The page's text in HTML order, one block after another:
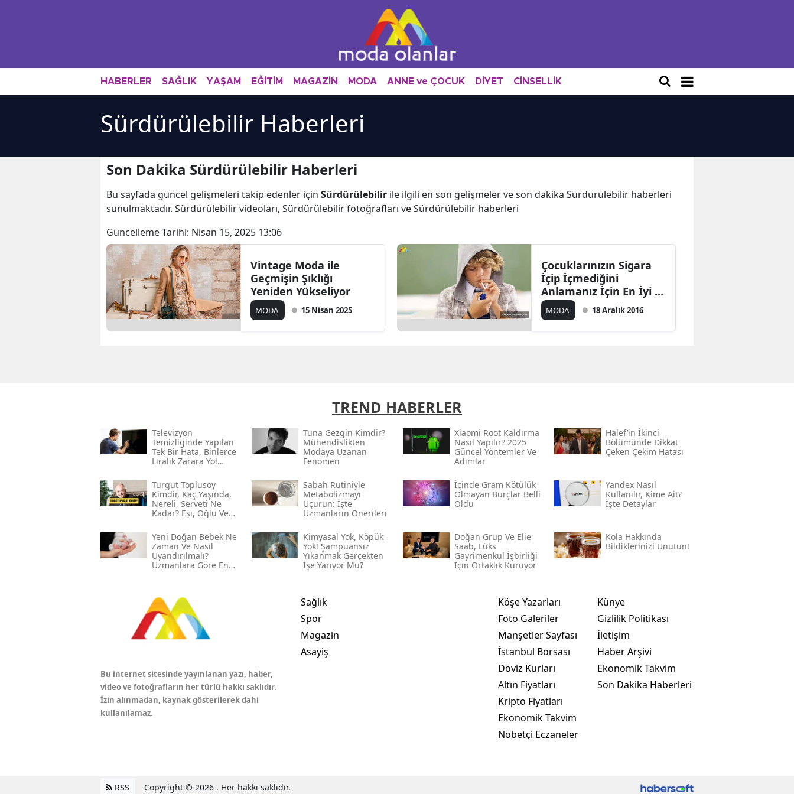
HABERLER SAĞLIK YAŞAM EĞİTİM MAGAZİN MODA ANNE ve ÇOCUK DİYET CİNSELLİK
Sürdürülebilir Haberleri
Son Dakika Sürdürülebilir Haberleri
Bu sayfada güncel gelişmeleri takip edenler için Sürdürülebilir ile ilgili en son gelişmeler ve son dakika Sürdürülebilir haberleri
sunulmaktadır. Sürdürülebilir videoları, Sürdürülebilir fotoğrafları ve Sürdürülebilir haberleri
Güncelleme Tarihi: Nisan 15, 2025 13:06
Vintage Moda ile
Geçmişin Şıklığı
Yeniden Yükseliyor
MODA 15 Nisan 2025
Çocuklarınızın Sigara
İçip İçmediğini
Anlamanız İçin En İyi 5
Yöntem!
MODA 18 Aralık 2016
TREND HABERLER
Televizyon
Temizliğinde Yapılan
Tek Bir Hata, Binlerce
Liralık Zarara Yol
Tuna Gezgin Kimdir?
Mühendislikten
Modaya Uzanan
Fenomen
Xiaomi Root Kaldırma
Nasıl Yapılır? 2025
Güncel Yöntemler Ve
Adımlar
Halef’in İkinci
Bölümünde Dikkat
Çeken Çekim Hatası
Turgut Toplusoy
Kimdir, Kaç Yaşında,
Nereli, Serveti Ne
Kadar? Eşi, Oğlu Ve
Sabah Rutiniyle
Metabolizmayı
Uçurun: İşte
Uzmanların Önerileri
İçinde Gram Kötülük
Olmayan Burçlar Belli
Oldu
Yandex Nasıl
Kullanılır, Kime Ait?
İşte Detaylar
Yeni Doğan Bebek Ne
Zaman Ve Nasıl
Uyandırılmalı?
Uzmanlara Göre En
Kimyasal Yok, Köpük
Yok! Şampuansız
Yıkanmak Gerçekten
İşe Yarıyor Mu?
Doğan Grup Ve Elie
Saab, Lüks
Gayrimenkul İşbirliği
İçin Ortaklık Kuruyor
Kola Hakkında
Bildiklerinizi Unutun!
Bu internet sitesinde yayınlanan yazı, haber,
video ve fotoğrafların her türlü hakkı saklıdır.
İzin alınmadan, kaynak gösterilerek dahi
kullanılamaz.
Sağlık
Spor
Magazin
Asayiş
Köşe Yazarları
Foto Galeriler
Manşetler Sayfası
İstanbul Borsası
Döviz Kurları
Altın Fiyatları
Kripto Fiyatları
Ekonomik Takvim
Nöbetçi Eczaneler
Künye
Gizlilik Politikası
İletişim
Haber Arşivi
Ekonomik Takvim
Son Dakika Haberleri
RSS Copyright © 2026 . Her hakkı saklıdır.